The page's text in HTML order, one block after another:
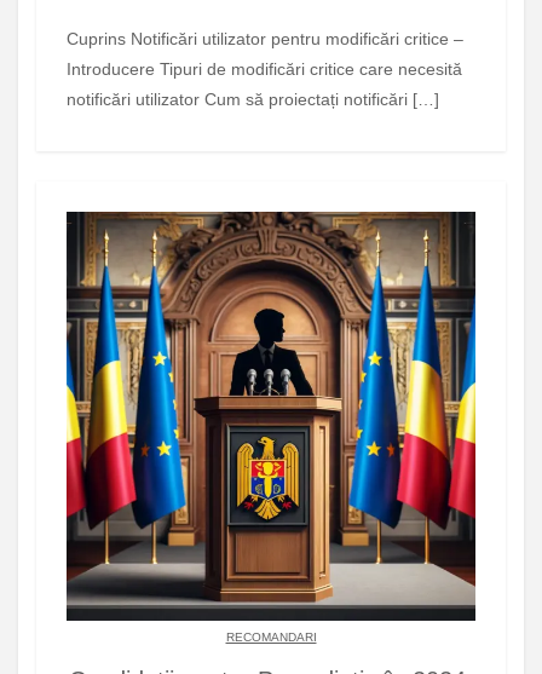
Cuprins Notificări utilizator pentru modificări critice –
Introducere Tipuri de modificări critice care necesită
notificări utilizator Cum să proiectați notificări […]
RECOMANDARI